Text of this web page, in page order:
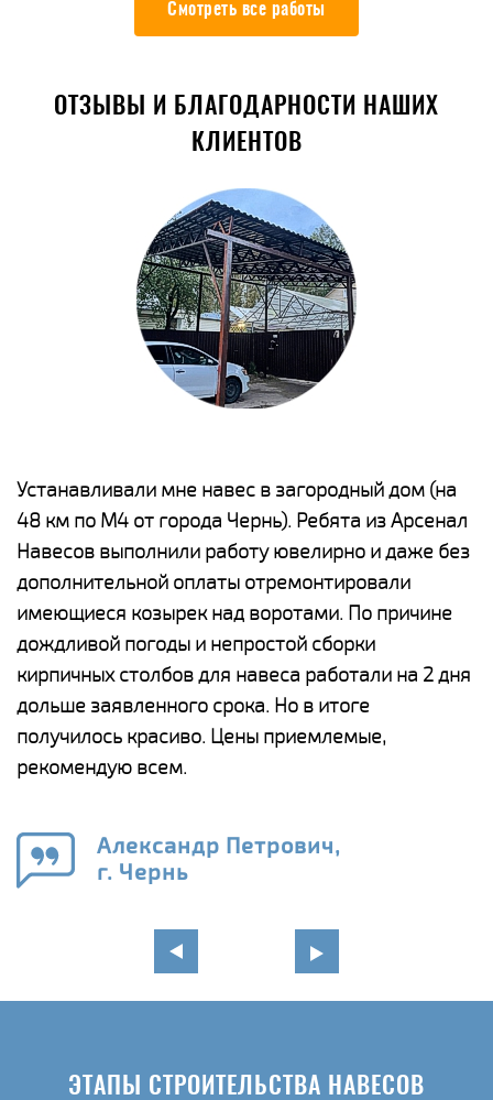
Смотреть все работы
ОТЗЫВЫ И БЛАГОДАРНОСТИ НАШИХ
КЛИЕНТОВ
Устанавливали мне навес в загородный дом (на
48 км по М4 от города Чернь). Ребята из Арсенал
Навесов выполнили работу ювелирно и даже без
дополнительной оплаты отремонтировали
имеющиеся козырек над воротами. По причине
дождливой погоды и непростой сборки
кирпичных столбов для навеса работали на 2 дня
дольше заявленного срока. Но в итоге
получилось красиво. Цены приемлемые,
рекомендую всем.
Александр Петрович,
г. Чернь
ЭТАПЫ СТРОИТЕЛЬСТВА НАВЕСОВ